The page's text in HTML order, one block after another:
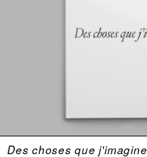
Des choses que j'imagine